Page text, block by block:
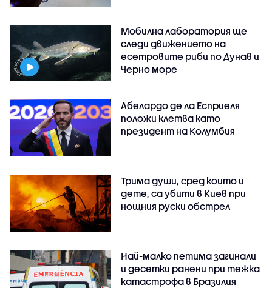
Мобилна лаборатория ще
следи движението на
есетровите риби по Дунав и
Черно море
Абелардо де ла Есприеля
положи клетва като
президент на Колумбия
Трима души, сред които и
дете, са убити в Киев при
нощния руски обстрел
Най-малко петима загинали
и десетки ранени при тежка
катастрофа в Бразилия